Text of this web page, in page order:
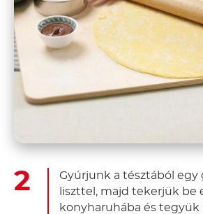
Gyúrjunk a tésztából egy
liszttel, majd tekerjük be
konyharuhába és tegyük